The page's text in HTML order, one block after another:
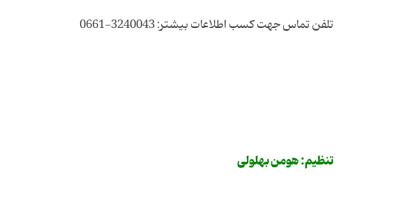
تلفن تماس جهت کسب اطلاعات بیشتر: 3240043-0661
تنظیم: هومن بهلولی